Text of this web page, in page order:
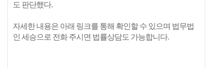
도 판단했다.
자세한 내용은 아래 링크를 통해 확인할 수 있으며 법무법
인 세승으로 전화 주시면 법률상담도 가능합니다.